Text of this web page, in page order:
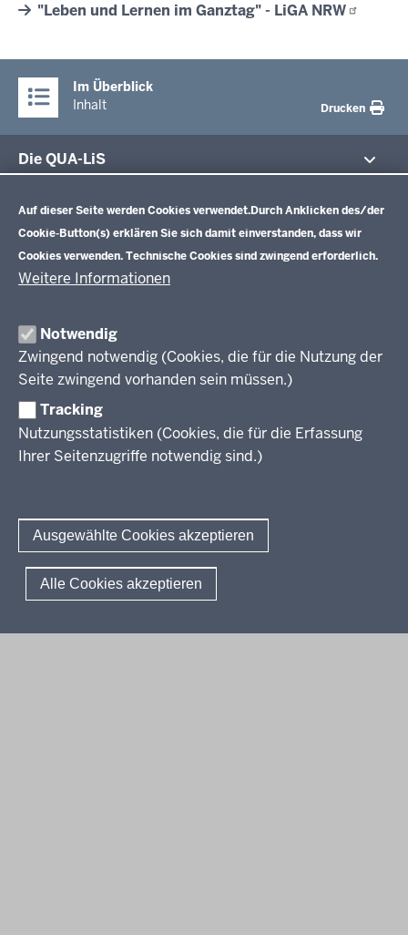
Auf dieser Seite werden Cookies verwendet.Durch Anklicken des/der
Cookie-Button(s) erklären Sie sich damit einverstanden, dass wir
Cookies verwenden. Technische Cookies sind zwingend erforderlich.
Weitere Informationen
Notwendig
Zwingend notwendig (Cookies, die für die Nutzung der
Seite zwingend vorhanden sein müssen.)
Tracking
Nutzungsstatistiken (Cookies, die für die Erfassung
Ihrer Seitenzugriffe notwendig sind.)
Ausgewählte Cookies akzeptieren
Alle Cookies akzeptieren
"Leben und Lernen im Ganztag" - LiGA NRW
Im Überblick
Inhalt
Drucken
Die QUA-LiS
Veröffentlichungen
Leitbild
Stellenangebote
Über uns
Schulentwicklung NRW
Schulentwicklung
Unterricht
Professionalisierung
Standardsicherung NRW
Berufsbildung NRW
Erwachsenenbildung
Wir über uns
Berichtswesen Weiterbildung
ElternMitWirkung NRW
KI:EB
Amtsblattabonnieren
© 2026 QUA-LiS
Fußzeile
Impressum Datenschutzerklärung